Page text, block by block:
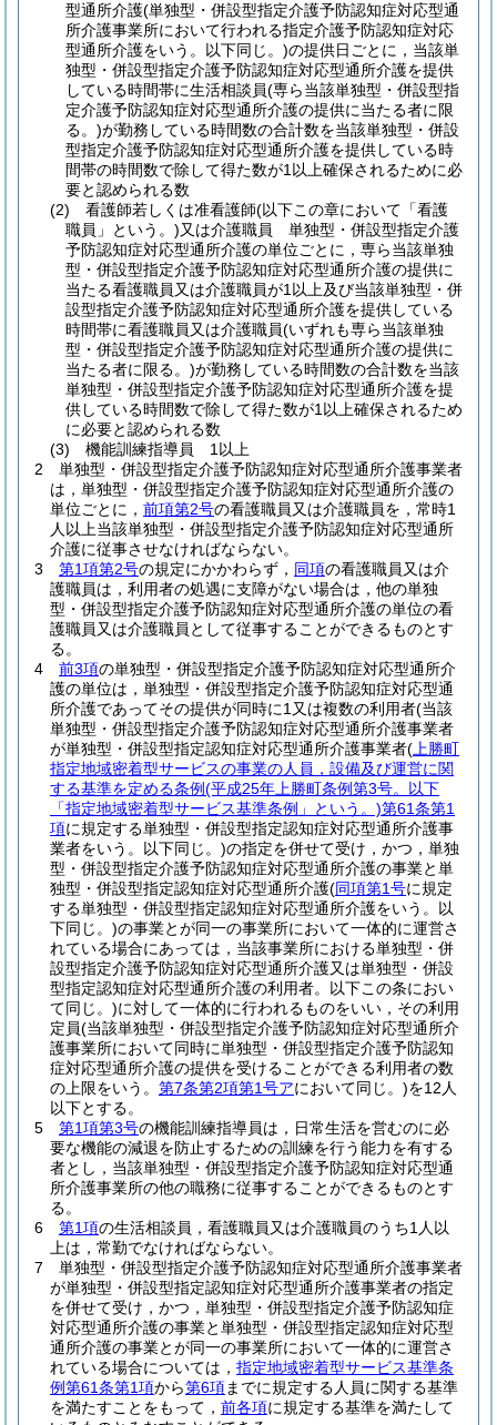
型通所介護(単独型・併設型指定介護予防認知症対応型通
所介護事業所において行われる指定介護予防認知症対応
型通所介護をいう。以下同じ。)の提供日ごとに，当該単
独型・併設型指定介護予防認知症対応型通所介護を提供
している時間帯に生活相談員(専ら当該単独型・併設型指
定介護予防認知症対応型通所介護の提供に当たる者に限
る。)が勤務している時間数の合計数を当該単独型・併設
型指定介護予防認知症対応型通所介護を提供している時
間帯の時間数で除して得た数が1以上確保されるために必
要と認められる数
(2)
看護師若しくは准看護師(以下この章において「看護
職員」という。)又は介護職員 単独型・併設型指定介護
予防認知症対応型通所介護の単位ごとに，専ら当該単独
型・併設型指定介護予防認知症対応型通所介護の提供に
当たる看護職員又は介護職員が1以上及び当該単独型・併
設型指定介護予防認知症対応型通所介護を提供している
時間帯に看護職員又は介護職員(いずれも専ら当該単独
型・併設型指定介護予防認知症対応型通所介護の提供に
当たる者に限る。)が勤務している時間数の合計数を当該
単独型・併設型指定介護予防認知症対応型通所介護を提
供している時間数で除して得た数が1以上確保されるため
に必要と認められる数
(3)
機能訓練指導員 1以上
2
単独型・併設型指定介護予防認知症対応型通所介護事業者
は，単独型・併設型指定介護予防認知症対応型通所介護の
単位ごとに， 前項第2号の看護職員又は介護職員を，常時1
人以上当該単独型・併設型指定介護予防認知症対応型通所
介護に従事させなければならない。
3
第1項第2号の規定にかかわらず， 同項の看護職員又は介
護職員は，利用者の処遇に支障がない場合は，他の単独
型・併設型指定介護予防認知症対応型通所介護の単位の看
護職員又は介護職員として従事することができるものとす
る。
4
前3項の単独型・併設型指定介護予防認知症対応型通所介
護の単位は，単独型・併設型指定介護予防認知症対応型通
所介護であってその提供が同時に1又は複数の利用者(当該
単独型・併設型指定介護予防認知症対応型通所介護事業者
が単独型・併設型指定認知症対応型通所介護事業者( 上勝町
指定地域密着型サービスの事業の人員，設備及び運営に関
する基準を定める条例(平成25年上勝町条例第3号。以下
「指定地域密着型サービス基準条例」という。)第61条第1
項に規定する単独型・併設型指定認知症対応型通所介護事
業者をいう。以下同じ。)の指定を併せて受け，かつ，単独
型・併設型指定介護予防認知症対応型通所介護の事業と単
独型・併設型指定認知症対応型通所介護(同項第1号に規定
する単独型・併設型指定認知症対応型通所介護をいう。以
下同じ。)の事業とが同一の事業所において一体的に運営さ
れている場合にあっては，当該事業所における単独型・併
設型指定介護予防認知症対応型通所介護又は単独型・併設
型指定認知症対応型通所介護の利用者。以下この条におい
て同じ。)に対して一体的に行われるものをいい，その利用
定員(当該単独型・併設型指定介護予防認知症対応型通所介
護事業所において同時に単独型・併設型指定介護予防認知
症対応型通所介護の提供を受けることができる利用者の数
の上限をいう。 第7条第2項第1号アにおいて同じ。)を12人
以下とする。
5
第1項第3号の機能訓練指導員は，日常生活を営むのに必
要な機能の減退を防止するための訓練を行う能力を有する
者とし，当該単独型・併設型指定介護予防認知症対応型通
所介護事業所の他の職務に従事することができるものとす
る。
6
第1項の生活相談員，看護職員又は介護職員のうち1人以
上は，常勤でなければならない。
7
単独型・併設型指定介護予防認知症対応型通所介護事業者
が単独型・併設型指定認知症対応型通所介護事業者の指定
を併せて受け，かつ，単独型・併設型指定介護予防認知症
対応型通所介護の事業と単独型・併設型指定認知症対応型
通所介護の事業とが同一の事業所において一体的に運営さ
れている場合については， 指定地域密着型サービス基準条
例第61条第1項から第6項までに規定する人員に関する基準
を満たすことをもって， 前各項に規定する基準を満たして